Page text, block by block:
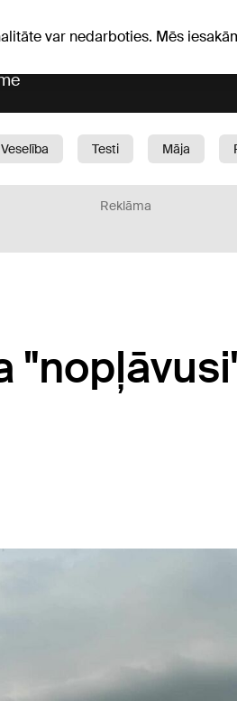
var nedarboties. Mēs
Veselība Testi Māja
Reklāma